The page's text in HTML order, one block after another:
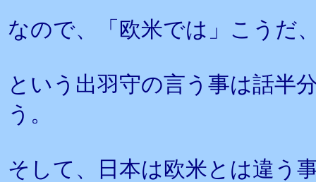
なので、「欧米では」こうだ
という出羽守の言う事は話半
う。
そして、日本は欧米とは違う